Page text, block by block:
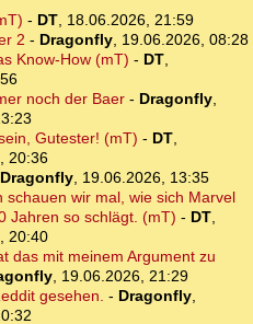
- DT, 18.06.2026, 21:59
2 - Dragonfly, 19.06.2026, 08:28
Know-How (mT) - DT,
noch der Baer- Dragonfly,
Gutester! (mT) - DT,
20:36
Dragonfly, 19.06.2026, 13:35
schauen wir mal, wie sich Marvel
Jahren so schlägt. (mT) - DT,
20:40
das mit meinem Argument zu
, 19.06.2026, 21:29
gesehen. - Dragonfly,